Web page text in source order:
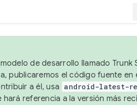
de desarrollo llamado Trunk
publicaremos el código fuente en
a él, usa android-latest-
hará referencia a la versión más